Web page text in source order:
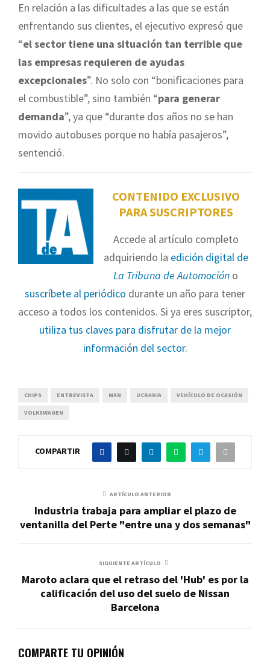
En relación a las dificultades a las que se están
enfrentando sus clientes, el ejecutivo expresó que
“el sector tiene una situación tan terrible que
las empresas requieren de ayudas
excepcionales”. No solo con “bonificaciones para
el combustible”, sino también “para generar
demanda”, ya que “durante dos años no se han
movido autobuses porque no había pasajeros”,
sentenció.
CONTENIDO EXCLUSIVO
PARA SUSCRIPTORES
Accede al artículo completo
adquiriendo la edición digital de
La Tribuna de Automoción o
suscríbete al periódico durante un año para tener
acceso a todos los contenidos. Si ya eres suscriptor,
utiliza tus claves para disfrutar de la mejor
información del sector.
CHIPS ENTREVISTA MAN UCRANIA VEHÍCULO DE OCASIÓN
VOLKSWAGEN
COMPARTIR
ARTÍCULO ANTERIOR
Industria trabaja para ampliar el plazo de
ventanilla del Perte "entre una y dos semanas"
SIGUIENTE ARTÍCULO
Maroto aclara que el retraso del 'Hub' es por la
calificación del uso del suelo de Nissan
Barcelona
COMPARTE TU OPINIÓN